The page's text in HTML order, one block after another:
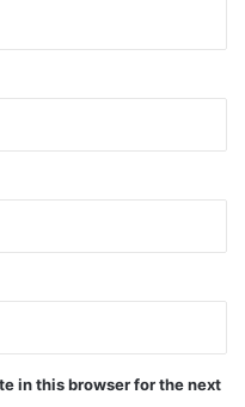
in this browser for the next